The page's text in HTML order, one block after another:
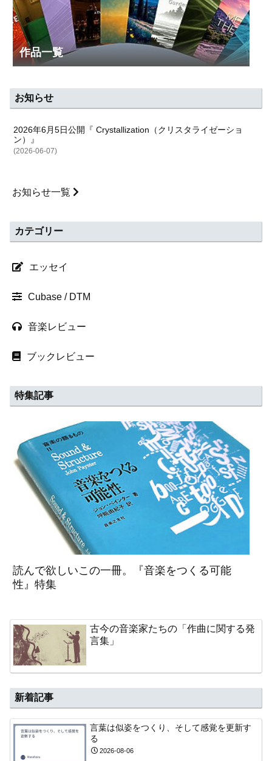
作品一覧
お知らせ
2026年6月5日公開『 Crystallization（クリスタライゼーショ
ン）』
(2026-06-07)
お知らせ一覧
カテゴリー
エッセイ
Cubase / DTM
音楽レビュー
ブックレビュー
特集記事
読んで欲しいこの一冊。『音楽をつくる可能
性』特集
古今の音楽家たちの「作曲に関する発
言集」
新着記事
言葉は似姿をつくり、そして感覚を更新す
る
2026-08-06